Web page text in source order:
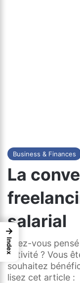
Business & Finances
La
salarial
Avez-vous
activité ? Vous
souhaitez
lisez cet article :
→
Index